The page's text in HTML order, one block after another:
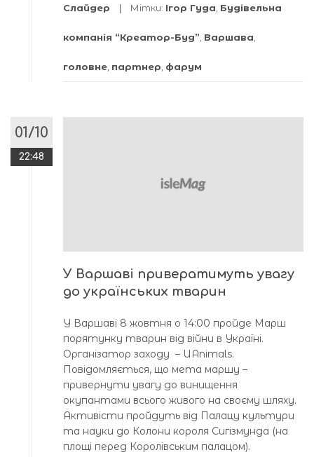
Слайдер Мітки: Ігор Гуда, Будівельна
компанія “Креатор-Буд”, Варшава,
головне, партнер, фарум
01/10
22:48
У Варшаві привератимуть увагу
до українських тварин
У Варшаві 8 жовтня о 14:00 пройде Марш
порятунку тварин від війни в Україні.
Організатор заходу – UAnimals.
Повідомляється, що мета маршу –
привернути увагу до винищення
окупантами всього живого на своєму шляху.
Активісти пройдуть від Палацу культури
та науки до Колони короля Сигізмунда (на
площі перед Королівським палацом).